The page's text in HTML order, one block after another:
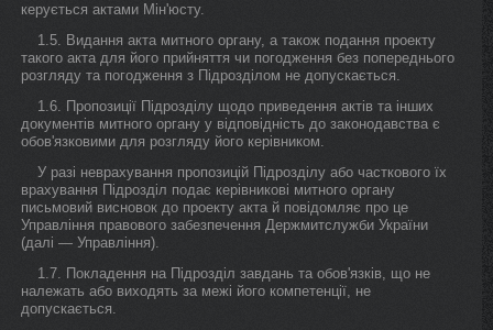
керується актами Мін'юсту.
1.5. Видання акта митного органу, а також подання проекту
такого акта для його прийняття чи погодження без попереднього
розгляду та погодження з Підрозділом не допускається.
1.6. Пропозиції Підрозділу щодо приведення актів та інших
документів митного органу у відповідність до законодавства є
обов'язковими для розгляду його керівником.
У разі неврахування пропозицій Підрозділу або часткового їх
врахування Підрозділ подає керівникові митного органу
письмовий висновок до проекту акта й повідомляє про це
Управління правового забезпечення Держмитслужби України
(далі — Управління).
1.7. Покладення на Підрозділ завдань та обов'язків, що не
належать або виходять за межі його компетенції, не
допускається.